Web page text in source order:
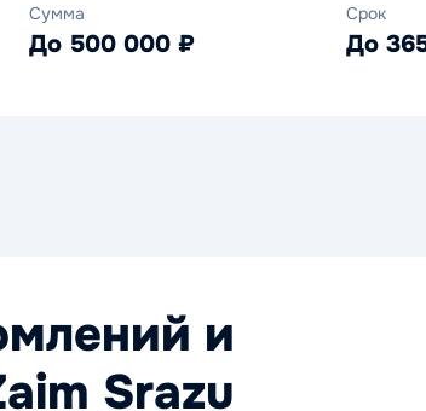
Сумма
До 500 000 ₽
Срок
До
и
Srazu